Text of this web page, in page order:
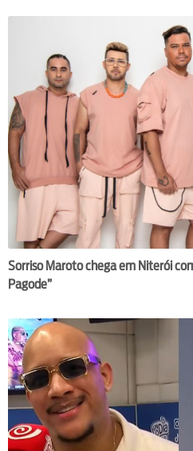
Sorriso Maroto chega em Niterói
Pagode”